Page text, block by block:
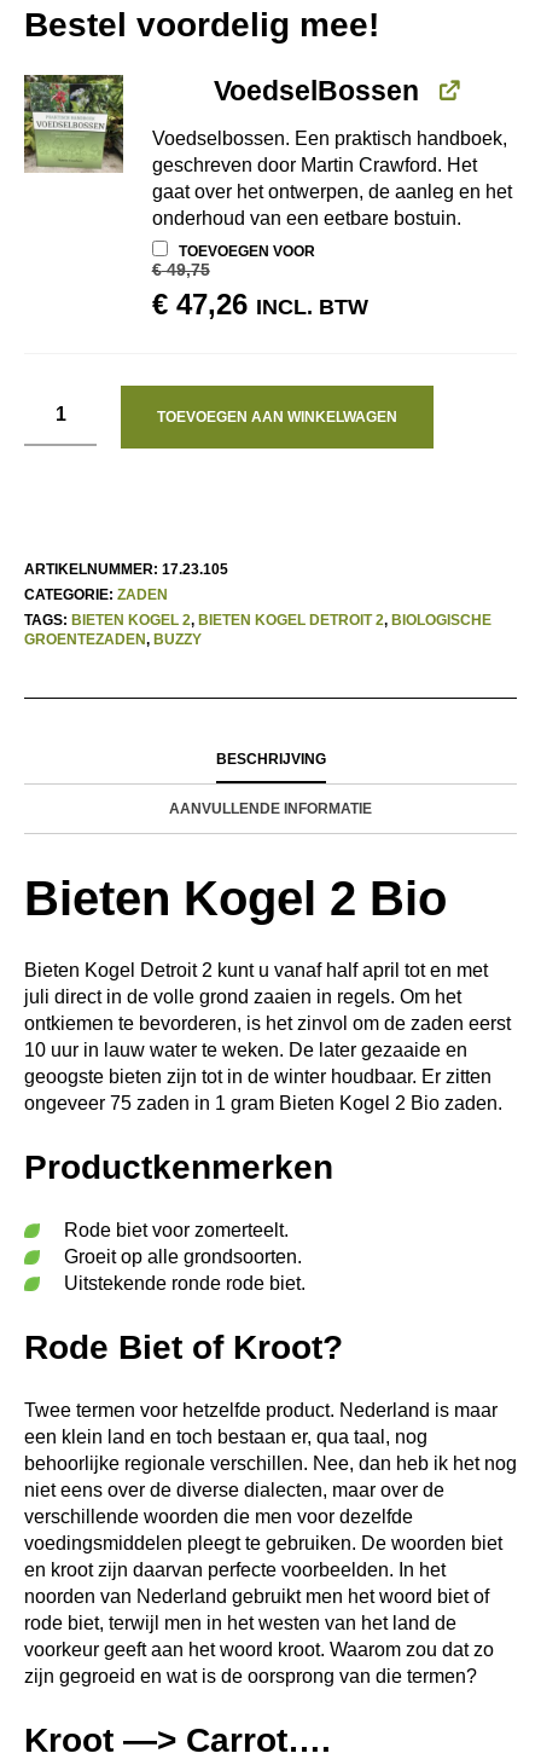
Bestel voordelig mee!
VoedselBossen
Voedselbossen. Een praktisch handboek,
geschreven door Martin Crawford. Het
gaat over het ontwerpen, de aanleg en het
onderhoud van een eetbare bostuin.
TOEVOEGEN VOOR
€49,75
OORSPRONKELIJKE
€ 49,75.
€47,26HUIDIGE
€ 47,26.
INCL. BTW
TOEVOEGEN AAN WINKELWAGEN
ARTIKELNUMMER: 17.23.105
CATEGORIE: ZADEN
TAGS: BIETEN KOGEL 2, BIETEN KOGEL DETROIT 2, BIOLOGISCHE
GROENTEZADEN, BUZZY
BESCHRIJVING
AANVULLENDE INFORMATIE
Bieten Kogel 2 Bio
Bieten Kogel Detroit 2 kunt u vanaf half april tot en met
juli direct in de volle grond zaaien in regels. Om het
ontkiemen te bevorderen, is het zinvol om de zaden eerst
10 uur in lauw water te weken. De later gezaaide en
geoogste bieten zijn tot in de winter houdbaar. Er zitten
ongeveer 75 zaden in 1 gram Bieten Kogel 2 Bio zaden.
Productkenmerken
Rode biet voor zomerteelt.
Groeit op alle grondsoorten.
Uitstekende ronde rode biet.
Rode Biet of Kroot?
Twee termen voor hetzelfde product. Nederland is maar
een klein land en toch bestaan er, qua taal, nog
behoorlijke regionale verschillen. Nee, dan heb ik het nog
niet eens over de diverse dialecten, maar over de
verschillende woorden die men voor dezelfde
voedingsmiddelen pleegt te gebruiken. De woorden biet
en kroot zijn daarvan perfecte voorbeelden. In het
noorden van Nederland gebruikt men het woord biet of
rode biet, terwijl men in het westen van het land de
voorkeur geeft aan het woord kroot. Waarom zou dat zo
zijn gegroeid en wat is de oorsprong van die termen?
Kroot —> Carrot….